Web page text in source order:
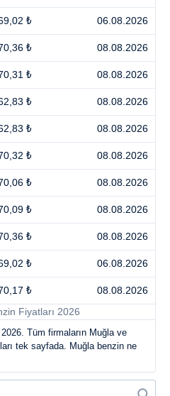
₺ 06.08.2026
₺ 08.08.2026
₺ 08.08.2026
₺ 08.08.2026
₺ 08.08.2026
₺ 08.08.2026
₺ 08.08.2026
₺ 08.08.2026
₺ 08.08.2026
₺ 06.08.2026
₺
08.08.2026
Fiyatları 2026
Tüm firmaların Muğla ve
tek sayfada. Muğla benzin ne